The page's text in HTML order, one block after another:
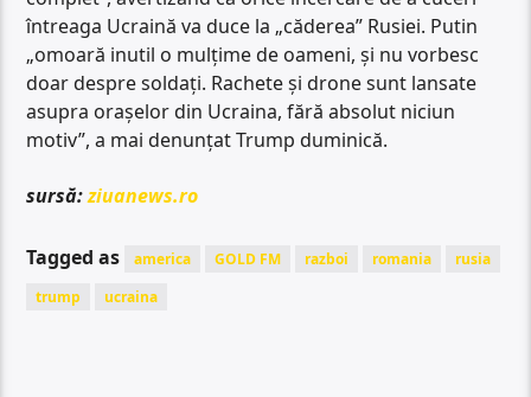
întreaga Ucraină va duce la „căderea” Rusiei. Putin
„omoară inutil o mulţime de oameni, şi nu vorbesc
doar despre soldaţi. Rachete şi drone sunt lansate
asupra oraşelor din Ucraina, fără absolut niciun
motiv”, a mai denunţat Trump duminică.
sursă:ziuanews.ro
Tagged as america GOLD FM razboi romania
rusia
trump
ucraina